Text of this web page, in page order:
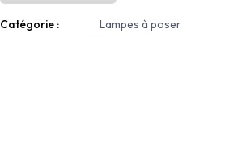
Catégorie : Lampes à poser